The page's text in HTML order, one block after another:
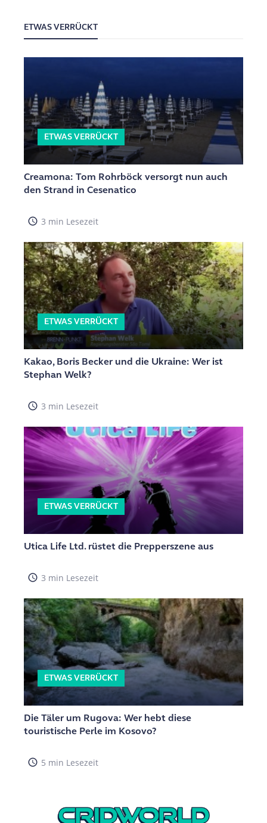
ETWAS VERRÜCKT
ETWAS VERRÜCKT
Creamona: Tom Rohrböck versorgt nun auch
den Strand in Cesenatico
access_time 3 min Lesezeit
ETWAS VERRÜCKT
Kakao, Boris Becker und die Ukraine: Wer ist
Stephan Welk?
access_time 3 min Lesezeit
ETWAS VERRÜCKT
Utica Life Ltd. rüstet die Prepperszene aus
access_time 3 min Lesezeit
ETWAS VERRÜCKT
Die Täler um Rugova: Wer hebt diese
touristische Perle im Kosovo?
access_time 5 min Lesezeit